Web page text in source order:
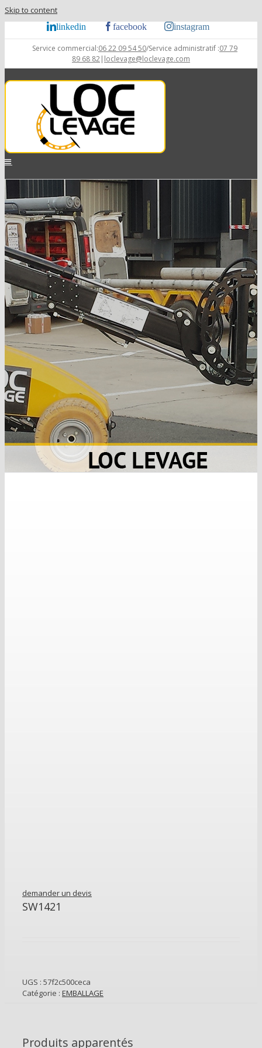
Skip to content
linkedin facebook instagram
Service commercial:06 22 09 54 50/Service administratif :07 79
89 68 82| loclevage@loclevage.com
demander un devis
SW1421
UGS : 57f2c500ceca
Catégorie : EMBALLAGE
Produits apparentés